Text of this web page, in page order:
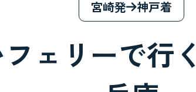
宮崎発 神戸着
ェリーで行